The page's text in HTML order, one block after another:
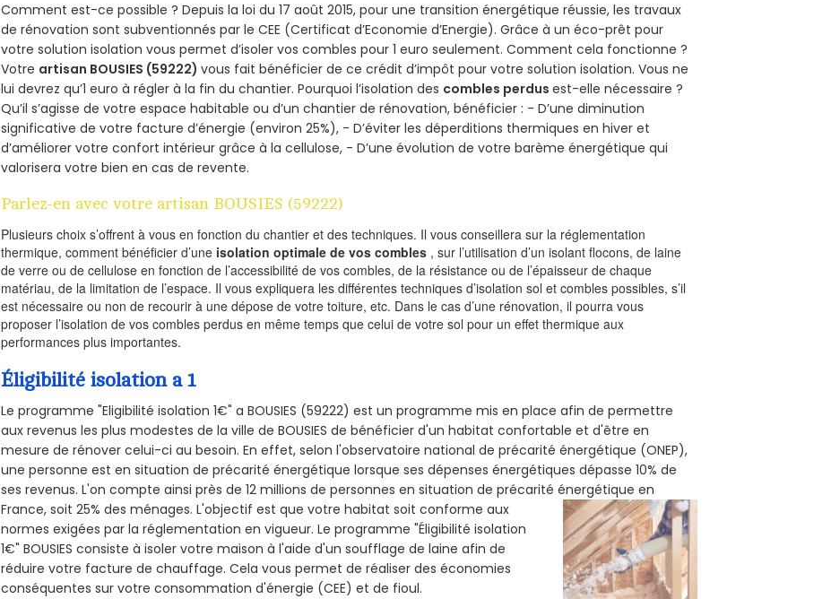
Comment est-ce possible ? Depuis la loi du 17 août 2015, pour une transition énergétique réussie, les travaux
de rénovation sont subventionnés par le CEE (Certificat d’Economie d’Energie). Grâce à un éco-prêt pour
votre solution isolation vous permet d’isoler vos combles pour 1 euro seulement. Comment cela fonctionne ?
Votre artisan BOUSIES (59222)vous fait bénéficier de ce crédit d’impôt pour votre solution isolation. Vous ne
lui devrez qu’1 euro à régler à la fin du chantier. Pourquoi l’isolation des combles perdusest-elle nécessaire ?
Qu’il s’agisse de votre espace habitable ou d’un chantier de rénovation, bénéficier : - D’une diminution
significative de votre facture d’énergie (environ 25%), - D’éviter les déperditions thermiques en hiver et
d’améliorer votre confort intérieur grâce à la cellulose, - D’une évolution de votre barème énergétique qui
valorisera votre bien en cas de revente.
Parlez-en avec votre artisan BOUSIES (59222)
Plusieurs choix s’offrent à vous en fonction du chantier et des techniques. Il vous conseillera sur la réglementation
thermique, comment bénéficier d’une isolation optimale de vos combles , sur l’utilisation d’un isolant flocons, de laine
de verre ou de cellulose en fonction de l’accessibilité de vos combles, de la résistance ou de l’épaisseur de chaque
matériau, de la limitation de l’espace. Il vous expliquera les différentes techniques d’isolation sol et combles possibles, s’il
est nécessaire ou non de recourir à une dépose de votre toiture, etc. Dans le cas d’une rénovation, il pourra vous
proposer l’isolation de vos combles perdus en même temps que celui de votre sol pour un effet thermique aux
performances plus importantes.
Éligibilité isolation a 1
Le programme "Eligibilité isolation 1€" a BOUSIES (59222) est un programme mis en place afin de permettre
aux revenus les plus modestes de la ville de BOUSIES de bénéficier d'un habitat confortable et d'être en
mesure de rénover celui-ci au besoin. En effet, selon l'observatoire national de précarité énergétique (ONEP),
une personne est en situation de précarité énergétique lorsque ses dépenses énergétiques dépasse 10% de
ses revenus. L'on compte ainsi près de 12 millions de personnes en situation de précarité énergétique en
France, soit 25% des ménages.L'objectif est que votre habitat soit conforme aux
normes exigées par la réglementation en vigueur. Le programme "Éligibilité isolation
1€" BOUSIES consiste à isoler votre maison à l'aide d'un soufflage de laine afin de
réduire votre facture de chauffage. Cela vous permet de réaliser des économies
conséquentes sur votre consommation d'énergie (CEE) et de fioul.